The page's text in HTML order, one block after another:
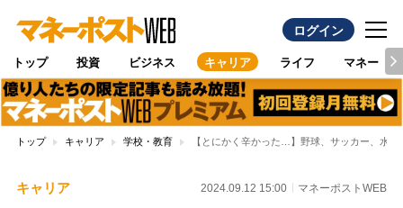
ログイン
トップ 投資 ビジネス キャリア ライフ マネー
トップ キャリア 学校・教育 【とにかく辛かった…】野球、サッカー、水
キャリア 2024.09.12 15:00 マネーポストWEB